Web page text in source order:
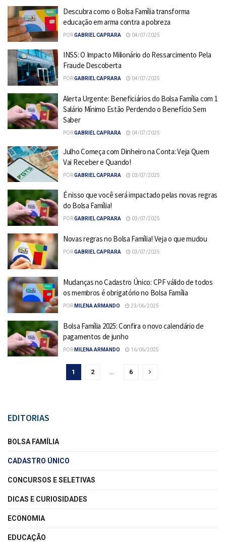
Descubra como o Bolsa Família transforma
educação em arma contra a pobreza
PORGABRIEL CAPRARA 04/07/2025
INSS: O Impacto Milionário do Ressarcimento Pela
Fraude Descoberta
PORGABRIEL CAPRARA 04/07/2025
Alerta Urgente: Beneficiários do Bolsa Família com 1
Salário Mínimo Estão Perdendo o Benefício Sem
Saber
PORGABRIEL CAPRARA 04/07/2025
Julho Começa com Dinheiro na Conta: Veja Quem
Vai Receber e Quando!
PORGABRIEL CAPRARA 03/07/2025
É nisso que você será impactado pelas novas regras
do Bolsa Família!
PORGABRIEL CAPRARA 03/07/2025
Novas regras no Bolsa Família! Veja o que mudou
PORGABRIEL CAPRARA 03/07/2025
Mudanças no Cadastro Único: CPF válido de todos
os membros é obrigatório no Bolsa Família
POR MILENA ARMANDO 23/06/2025
Bolsa Família 2025: Confira o novo calendário de
pagamentos de junho
POR MILENA ARMANDO 16/06/2025
1 2 … 6
EDITORIAS
BOLSA FAMÍLIA
CADASTRO ÚNICO
CONCURSOS E SELETIVAS
DICAS E CURIOSIDADES
ECONOMIA
EDUCAÇÃO